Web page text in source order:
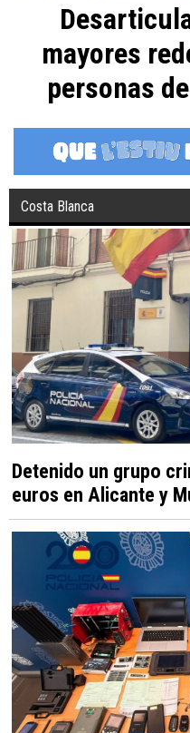
mayores
personas
Costa Blanca
Detenido un grupo
euros en Alicante y